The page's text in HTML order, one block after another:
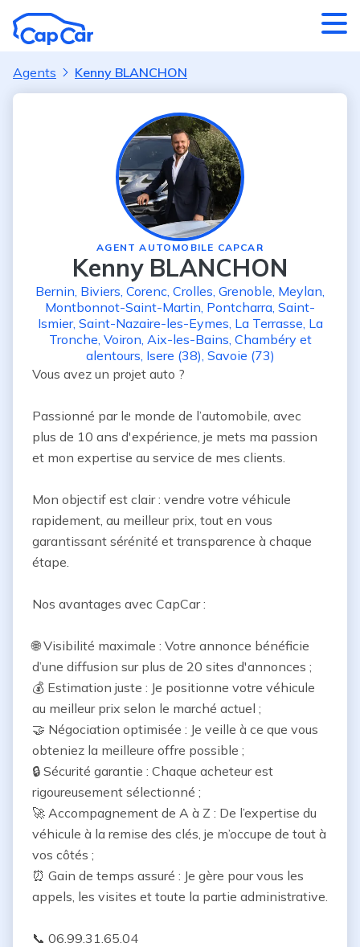
Agents Kenny BLANCHON
AGENT AUTOMOBILE CAPCAR
Kenny BLANCHON
Bernin, Biviers, Corenc, Crolles, Grenoble, Meylan,
Montbonnot-Saint-Martin, Pontcharra, Saint-
Ismier, Saint-Nazaire-les-Eymes, La Terrasse, La
Tronche, Voiron, Aix-les-Bains, Chambéry et
alentours, Isere (38), Savoie (73)
Vous avez un projet auto ?
Passionné par le monde de l’automobile, avec
plus de 10 ans d'expérience, je mets ma passion
et mon expertise au service de mes clients.
Mon objectif est clair : vendre votre véhicule
rapidement, au meilleur prix, tout en vous
garantissant sérénité et transparence à chaque
étape.
Nos avantages avec CapCar :
🌐 Visibilité maximale : Votre annonce bénéficie
d’une diffusion sur plus de 20 sites d'annonces ;
💰 Estimation juste : Je positionne votre véhicule
au meilleur prix selon le marché actuel ;
🤝 Négociation optimisée : Je veille à ce que vous
obteniez la meilleure offre possible ;
🔒 Sécurité garantie : Chaque acheteur est
rigoureusement sélectionné ;
🚀 Accompagnement de A à Z : De l’expertise du
véhicule à la remise des clés, je m’occupe de tout à
vos côtés ;
⏰ Gain de temps assuré : Je gère pour vous les
appels, les visites et toute la partie administrative.
📞 06.99.31.65.04